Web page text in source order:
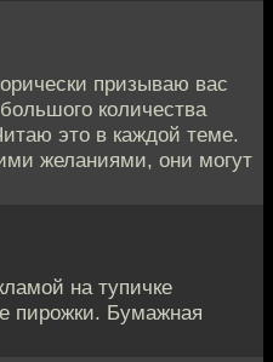
призываю вас
количества
это в каждой теме.
желаниями, они могут
на тупичке
пирожки. Бумажная